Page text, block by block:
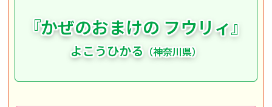
『かぜのおまけのフウリィ』
よこうひかる（神奈川県）